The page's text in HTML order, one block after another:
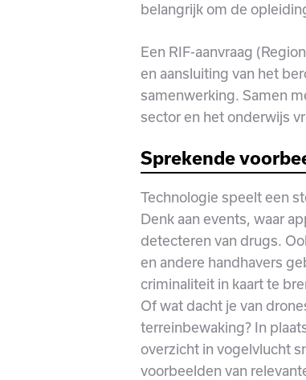
belangrijk om de
Een RIF-aanvraag
en aansluiting van het
samenwerking. Samen
sector en het onderwijs
Sprekende
Technologie speelt een
Denk aan events, waar
detecteren van drugs.
en andere handhavers
criminaliteit in kaart te
Of wat dacht je van
terreinbewaking? In
overzicht in vogelvlucht
voorbeelden van